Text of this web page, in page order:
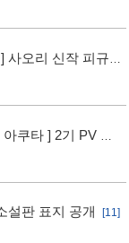
사오리 신작 피규어
쿠타 ] 2기 PV 영
설판 표지 공개 [11]